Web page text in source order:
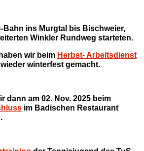
Bahn ins Murgtal bis Bischweier,
Winkler Rundweg starteten.
wir beim Herbst- Arbeitsdienst
winterfest gemacht.
dann am 02. Nov. 2025 beim
im Badischen Restaurant